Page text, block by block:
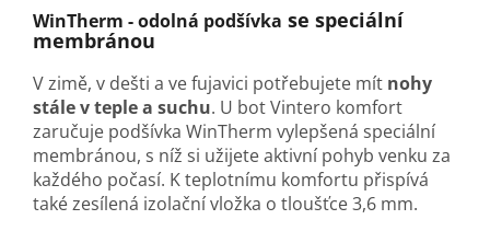
WinTherm - odolná podšívka se speciální
membránou
V zimě, v dešti a ve fujavici potřebujete mít nohy
stále v teple a suchu. U bot Vintero komfort
zaručuje podšívka WinTherm vylepšená speciální
membránou, s níž si užijete aktivní pohyb venku za
každého počasí. K teplotnímu komfortu přispívá
také zesílená izolační vložka o tloušťce 3,6 mm.